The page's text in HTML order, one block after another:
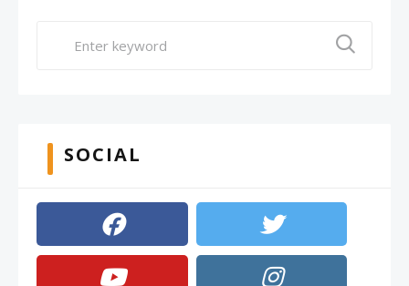
SOCIAL